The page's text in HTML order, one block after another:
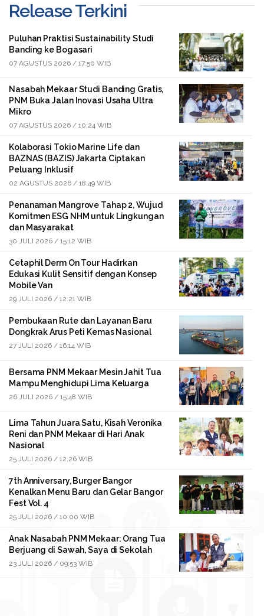
Release Terkini
Puluhan Praktisi Sustainability Studi
Banding ke Bogasari
07 AGUSTUS 2026 / 17:50 WIB
Nasabah Mekaar Studi Banding Gratis,
PNM Buka Jalan Inovasi Usaha Ultra
Mikro
07 AGUSTUS 2026 / 10:24 WIB
Kolaborasi Tokio Marine Life dan
BAZNAS (BAZIS) Jakarta Ciptakan
Peluang Inklusif
02 AGUSTUS 2026 / 18:49 WIB
Penanaman Mangrove Tahap 2, Wujud
Komitmen ESG NHM untuk Lingkungan
dan Masyarakat
30 JULI 2026 / 15:12 WIB
Cetaphil Derm On Tour Hadirkan
Edukasi Kulit Sensitif dengan Konsep
Mobile Van
29 JULI 2026 / 12:21 WIB
Pembukaan Rute dan Layanan Baru
Dongkrak Arus Peti Kemas Nasional
27 JULI 2026 / 16:14 WIB
Bersama PNM Mekaar Mesin Jahit Tua
Mampu Menghidupi Lima Keluarga
26 JULI 2026 / 15:48 WIB
Lima Tahun Juara Satu, Kisah Veronika
Reni dan PNM Mekaar di Hari Anak
Nasional
25 JULI 2026 / 12:26 WIB
7th Anniversary, Burger Bangor
Kenalkan Menu Baru dan Gelar Bangor
Fest Vol. 4
25 JULI 2026 / 10:00 WIB
Anak Nasabah PNM Mekaar: Orang Tua
Berjuang di Sawah, Saya di Sekolah
23 JULI 2026 / 09:53 WIB